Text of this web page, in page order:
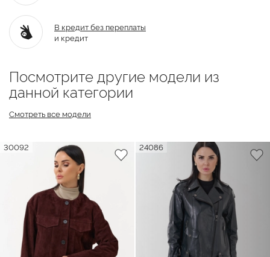
В кредит без переплаты
и кредит
Посмотрите другие модели из
данной категории
Смотреть все модели
30092 24086